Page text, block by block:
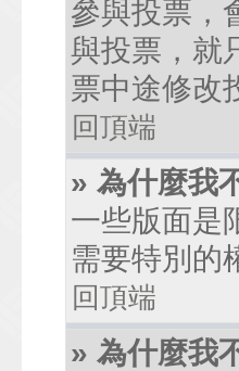
參與投票，
與投票，就
票中途修改
回頂端
» 為什麼我
一些版面是
需要特別的
回頂端
» 為什麼我